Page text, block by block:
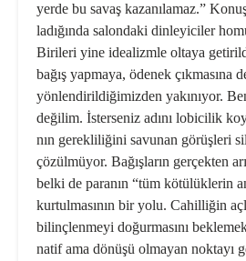
yerde bu savaş kazanılamaz.”
ladığında salondaki dinleyiciler
Birileri yine idealizmle oltaya
bağış yapmaya, ödenek çıkmasına
yönlen­dirildiğimizden yakınıyor.
değilim. İsterseniz adını lobicilik
nın gerekliliğini savunan görüşleri
çözülmüyor. Bağışların gerçekten
belki de paranın “tüm kö­tülüklerin
kurtul­masının bir yolu. Cahilliğin
bilinçlenmeyi doğur­masını
natif ama dönüşü olmayan noktayı